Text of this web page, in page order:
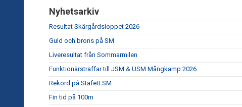
Nyhetsarkiv
Resultat Skärgårdsloppet 2026
Guld och brons på SM
Liveresultat från Sommarmilen
Funktionärsträffar till JSM & USM Mångkamp 2026
Rekord på Stafett SM
Fin tid på 100m